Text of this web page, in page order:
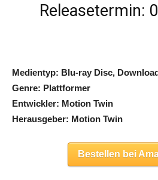
Releasetermin:
Medientyp: Blu-ray Disc,
Genre: Plattformer
Entwickler: Motion Twin
Herausgeber: Motion Twin
Bestellen bei